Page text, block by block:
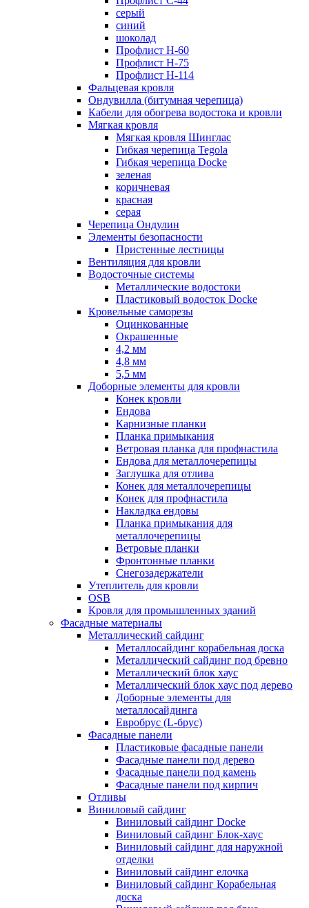
серый
синий
шоколад
Профлист Н-60
Профлист Н-75
Профлист H-114
Фальцевая кровля
Ондувилла (битумная черепица)
Кабели для обогрева водостока и кровли
Мягкая кровля
Мягкая кровля Шинглас
Гибкая черепица Tegola
Гибкая черепица Docke
зеленая
коричневая
красная
серая
Черепица Ондулин
Элементы безопасности
Пристенные лестницы
Вентиляция для кровли
Водосточные системы
Металлические водостоки
Пластиковый водосток Docke
Кровельные саморезы
Оцинкованные
Окрашенные
4,2 мм
4,8 мм
5,5 мм
Доборные элементы для кровли
Конек кровли
Ендова
Карнизные планки
Планка примыкания
Ветровая планка для профнастила
Ендова для металлочерепицы
Заглушка для отлива
Конек для металлочерепицы
Конек для профнастила
Накладка ендовы
Планка примыкания для
металлочерепицы
Ветровые планки
Фронтонные планки
Снегозадержатели
Утеплитель для кровли
OSB
Кровля для промышленных зданий
Фасадные материалы
Металлический сайдинг
Металлосайдинг корабельная доска
Металлический сайдинг под бревно
Металлический блок хаус
Металлический блок хаус под дерево
Доборные элементы для
металлосайдинга
Евробрус (L-брус)
Фасадные панели
Пластиковые фасадные панели
Фасадные панели под дерево
Фасадные панели под камень
Фасадные панели под кирпич
Отливы
Виниловый сайдинг
Виниловый сайдинг Docke
Виниловый сайдинг Блок-хаус
Виниловый сайдинг для наружной
отделки
Виниловый сайдинг елочка
Виниловый сайдинг Корабельная
доска